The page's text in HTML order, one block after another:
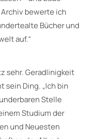
bewerte ich
Bücher und
auf.“
sehr. Geradlinigkeit
sein Ding. „Ich bin
Stelle
Studium der
und Neuesten